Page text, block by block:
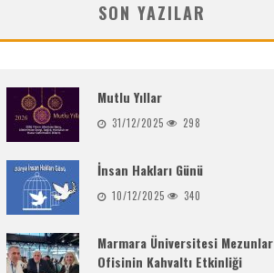
SON YAZILAR
Mutlu Yıllar
31/12/2025 298
İnsan Hakları Günü
10/12/2025 340
Marmara Üniversitesi Mezunlar
Ofisinin Kahvaltı Etkinliği